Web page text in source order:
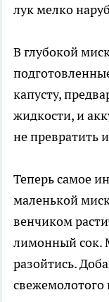
лук мелко
В глубокой
капусту,
жидкости, и
не превратить
Теперь самое
маленькой
венчиком
лимонный сок.
разойтись.